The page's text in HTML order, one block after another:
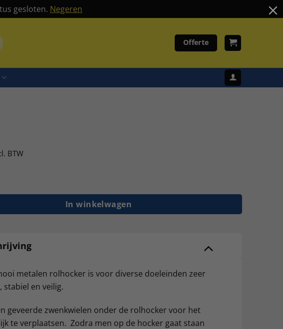
gesloten. Negeren
Offerte
BTW
opstaphulp aantal
In winkelwagen
metalen rolhocker is voor diverse doeleinden zeer
stabiel en veilig.
geveerde zwenkwielen onder de rolhocker voor het
te verplaatsen. Zodra men op de hocker gaat staan